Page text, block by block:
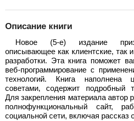
Описание книги
Новое (5-е) издание
описывающее как клиентские, так
разработки. Эта книга поможет
веб-программирование с
технологий. Книга наполнена
советами, содержит подробный
Для закрепления материала автор
полнофункциональный сайт,
социальной сети, включая рассказ